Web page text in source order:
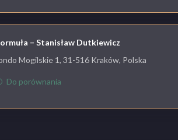
– Stanisław Dutkiewicz
Mogilskie 1, 31-516 Kraków, Polska
Do porównania